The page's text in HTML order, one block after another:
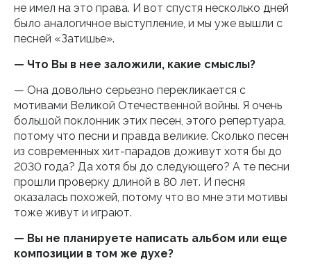
не имел на это права. И вот спустя несколько дней
было аналогичное выступление, и мы уже вышли с
песней «Затишье».
— Что Вы в нее заложили, какие смыслы?
— Она довольно серьезно перекликается с
мотивами Великой Отечественной войны. Я очень
большой поклонник этих песен, этого репертуара,
потому что песни и правда великие. Сколько песен
из современных хит-парадов доживут хотя бы до
2030 года? Да хотя бы до следующего? А те песни
прошли проверку длиной в 80 лет. И песня
оказалась похожей, потому что во мне эти мотивы
тоже живут и играют.
— Вы не планируете написать альбом или еще
композиции в том же духе?